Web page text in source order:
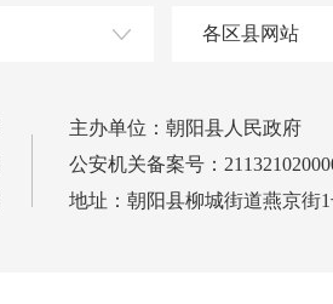
各区县网站
主办单位：朝阳县人民政府
公安机关备案号：
地址：朝阳县柳城街道燕京街